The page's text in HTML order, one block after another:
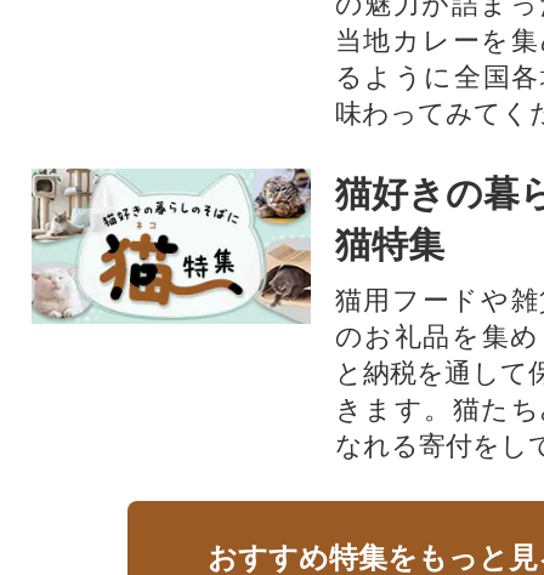
当地カレーを
るように全国
味わってみてく
猫好きの暮
猫特集
猫用フードや
のお礼品を集
と納税を通して
きます。猫た
なれる寄付をし
おすすめ特集をもっと